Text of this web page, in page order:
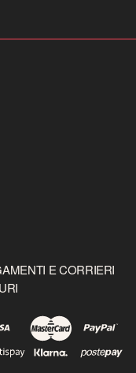
E CORRIERI